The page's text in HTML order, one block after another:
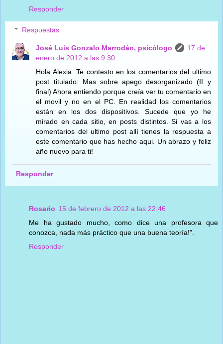
Responder
Respuestas
José Luis Gonzalo Marrodán, psicólogo
17 de
enero de 2012 a las 9:30
Hola Alexia: Te contesto en los comentarios del ultimo
post titulado: Mas sobre apego desorganizado (II y
final) Ahora entiendo porque creía ver tu comentario en
el movil y no en el PC. En realidad los comentarios
están en los dos dispositivos. Sucede que yo he
mirado en cada sitio, en posts distintos. Si vas a los
comentarios del ultimo post allí tienes la respuesta a
este comentario que has hecho aqui. Un abrazo y feliz
año nuevo para ti!
Responder
Rosario 15 de febrero de 2012 a las 22:46
Me ha gustado mucho, como dice una profesora que
conozca, nada más práctico que una buena teoría!".
Responder